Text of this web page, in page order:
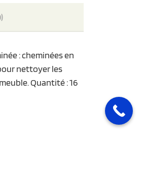
: cheminées en
nettoyer les
Quantité : 16